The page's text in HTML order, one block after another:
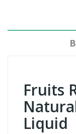
Fruits
Liquid